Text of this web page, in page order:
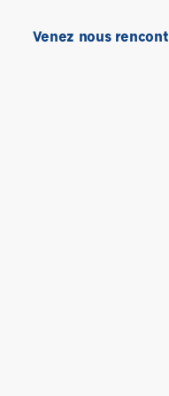
Venez nous